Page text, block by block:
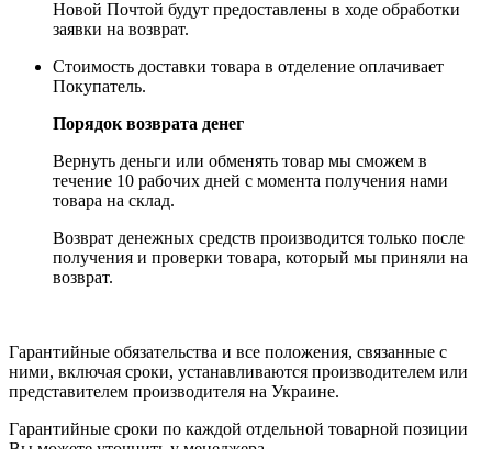
Новой Почтой будут предоставлены в ходе обработки
заявки на возврат.
Стоимость доставки товара в отделение оплачивает
Покупатель.
Порядок возврата денег
Вернуть деньги или обменять товар мы сможем в
течение 10 рабочих дней с момента получения нами
товара на склад.
Возврат денежных средств производится только после
получения и проверки товара, который мы приняли на
возврат.
Гарантийные обязательства и все положения, связанные с
ними, включая сроки, устанавливаются производителем или
представителем производителя на Украине.
Гарантийные сроки по каждой отдельной товарной позиции